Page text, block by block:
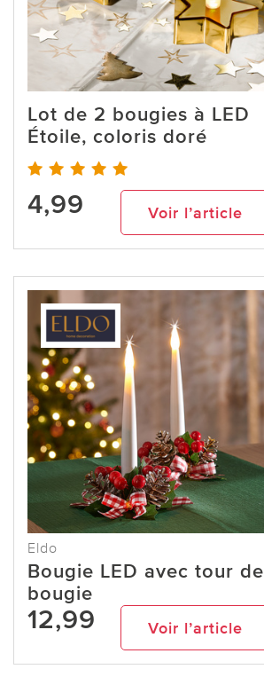
Lot de 2 bougies à LED
Étoile, coloris doré
4,99 Voir l’article
Eldo
Bougie LED avec tour de
bougie
12,99 Voir l’article